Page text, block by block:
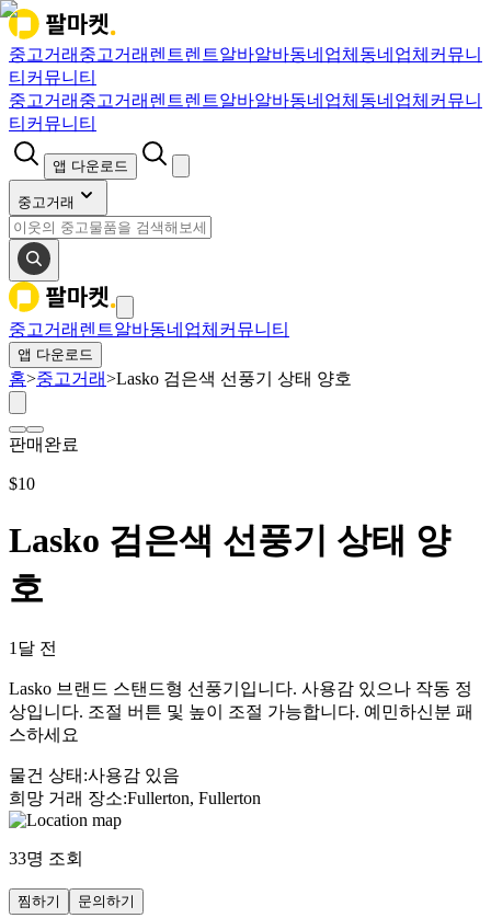
중고거래 중고거래 렌트렌트알바알바동네업체 동네업체 커뮤니
티 커뮤니티
중고거래 중고거래 렌트렌트알바알바동네업체 동네업체 커뮤니
티 커뮤니티
앱 다운로드
중고거래
중고거래 렌트알바동네업체 커뮤니티
앱 다운로드
홈>중고거래>Lasko 검은색 선풍기 상태 양호
판매완료
$10
Lasko 검은색 선풍기 상태 양
호
1달 전
Lasko 브랜드 스탠드형 선풍기입니다. 사용감 있으나 작동 정
상입니다. 조절 버튼 및 높이 조절 가능합니다. 예민하신분 패
스하세요
물건 상태 :사용감 있음
희망 거래 장소:Fullerton, Fullerton
33명 조회
찜하기 문의하기